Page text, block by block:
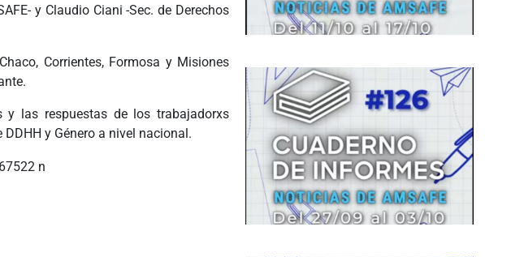
y Claudio Ciani -Sec. de Derechos
Corrientes, Formosa y Misiones
las respuestas de los trabajadorxs
y Género a nivel nacional.